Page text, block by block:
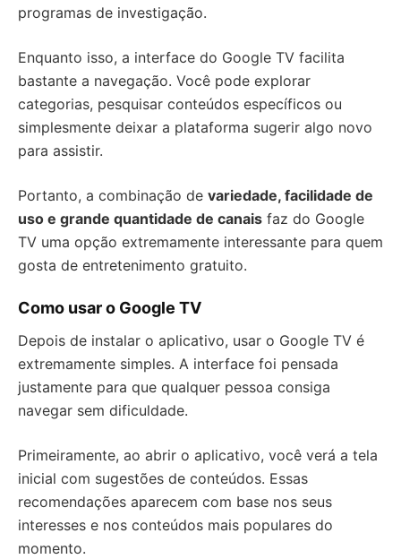
programas de investigação.
Enquanto isso, a interface do Google TV facilita
bastante a navegação. Você pode explorar
categorias, pesquisar conteúdos específicos ou
simplesmente deixar a plataforma sugerir algo novo
para assistir.
Portanto, a combinação de variedade, facilidade de
uso e grande quantidade de canais faz do Google
TV uma opção extremamente interessante para quem
gosta de entretenimento gratuito.
Como usar o Google TV
Depois de instalar o aplicativo, usar o Google TV é
extremamente simples. A interface foi pensada
justamente para que qualquer pessoa consiga
navegar sem dificuldade.
Primeiramente, ao abrir o aplicativo, você verá a tela
inicial com sugestões de conteúdos. Essas
recomendações aparecem com base nos seus
interesses e nos conteúdos mais populares do
momento.